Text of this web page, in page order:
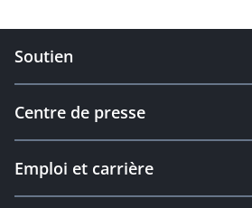
Soutien
Centre de presse
Emploi et carrière